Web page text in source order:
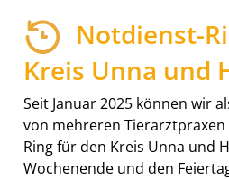
Notdienst-
Kreis Unna und
Seit Januar 2025 können wir
von mehreren
Ring für den Kreis Unna und
Wochenende und den